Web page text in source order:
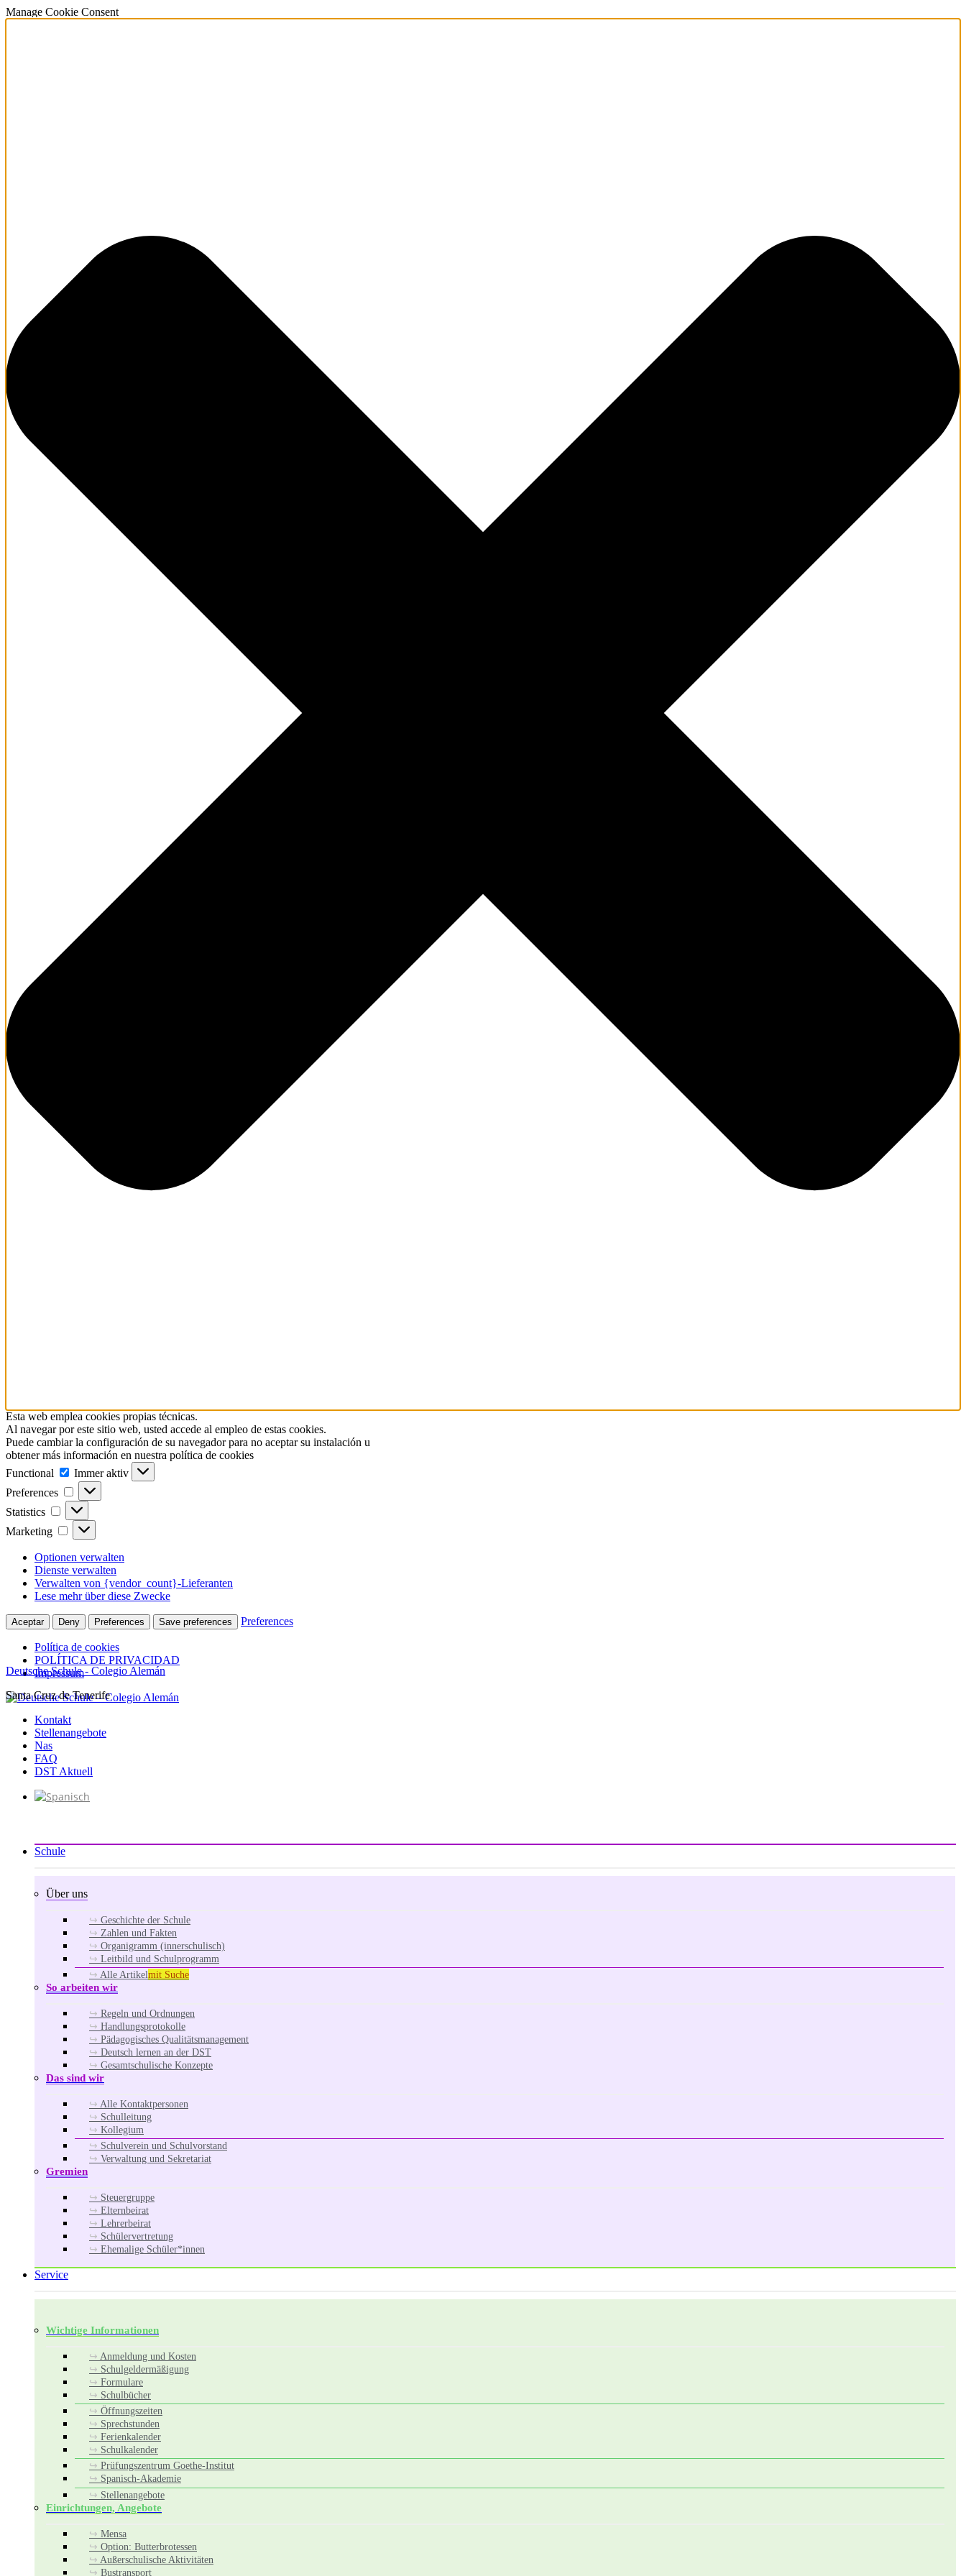
Manage Cookie Consent
Esta web emplea cookies propias técnicas.
Al navegar por este sitio web, usted accede al empleo de estas cookies.
Puede cambiar la configuración de su navegador para no aceptar su instalación u
obtener más información en nuestra política de cookies
Functional
Functional
Immer aktiv
Preferences
Preferences
Statistics Statistics
Marketing Marketing
Optionen verwalten
Dienste verwalten
Verwalten von {vendor_count}-Lieferanten
Lese mehr über diese Zwecke
Aceptar Deny Preferences Save preferences Preferences
Política de cookies
POLÍTICA DE PRIVACIDAD
Impressum
Zum
springen
Deutsche Schule - Colegio Alemán
Santa Cruz de Tenerife
Kontakt
Stellenangebote
Nas
FAQ
DST Aktuell
Schule
Über uns
Geschichte der Schule
Zahlen und Fakten
Organigramm (innerschulisch)
Leitbild und Schulprogramm
Alle Artikelmit Suche
So arbeiten wir
Regeln und Ordnungen
Handlungsprotokolle
Pädagogisches Qualitätsmanagement
Deutsch lernen an der DST
Gesamtschulische Konzepte
Das sind wir
Alle Kontaktpersonen
Schulleitung
Kollegium
Schulverein und Schulvorstand
Verwaltung und Sekretariat
Gremien
Steuergruppe
Elternbeirat
Lehrerbeirat
Schülervertretung
Ehemalige Schüler*innen
Service
Wichtige Informationen
Anmeldung und Kosten
Schulgeldermäßigung
Formulare
Schulbücher
Öffnungszeiten
Sprechstunden
Ferienkalender
Schulkalender
Prüfungszentrum Goethe-Institut
Spanisch-Akademie
Stellenangebote
Einrichtungen, Angebote
Mensa
Option: Butterbrotessen
Außerschulische Aktivitäten
Bustransport